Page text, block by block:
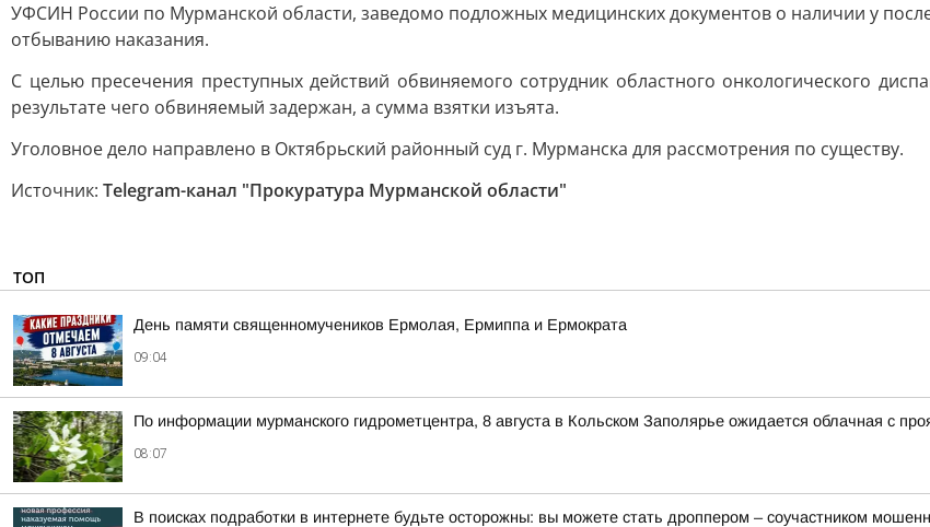
УФСИН России по Мурманской области, заведомо подложных медицинских документов о наличии у
отбыванию наказания.
C целью пресечения преступных действий обвиняемого сотрудник областного онкологического
результате чего обвиняемый задержан, а сумма взятки изъята.
Уголовное дело направлено в Октябрьский районный суд г. Мурманска для рассмотрения по существу.
Источник: Telegram-канал "Прокуратура Мурманской области"
ТОП
День памяти священномучеников Ермолая, Ермиппа и Ермократа
09:04
По информации мурманского гидрометцентра, 8 августа в Кольском Заполярье ожидается облачная с
08:07
В поисках подработки в интернете будьте осторожны: вы можете стать дроппером – соучастником